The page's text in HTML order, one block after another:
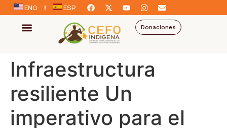
ENG ESP
Donaciones
Infraestructura
resiliente Un
imperativo para el